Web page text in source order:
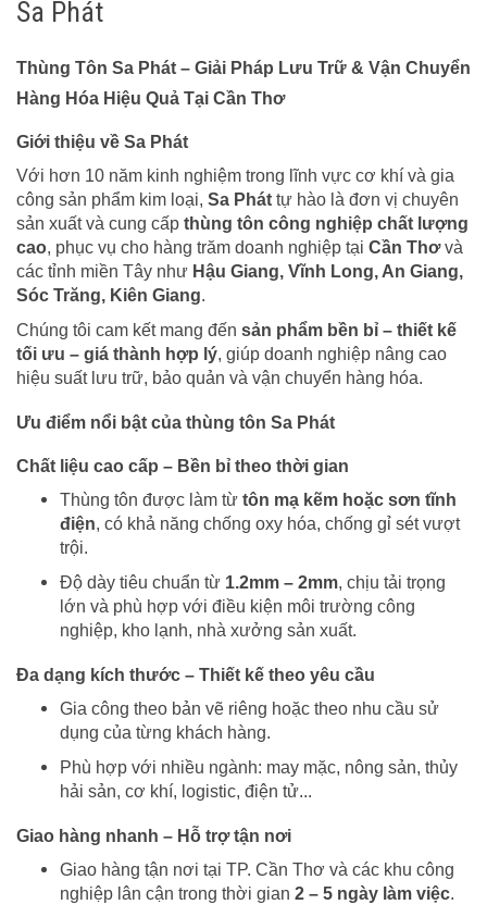
Sa Phát
Thùng Tôn Sa Phát – Giải Pháp Lưu Trữ & Vận Chuyển
Hàng Hóa Hiệu Quả Tại Cần Thơ
Giới thiệu về Sa Phát
Với hơn 10 năm kinh nghiệm trong lĩnh vực cơ khí và gia
công sản phẩm kim loại, Sa Phát tự hào là đơn vị chuyên
sản xuất và cung cấp thùng tôn công nghiệp chất lượng
cao, phục vụ cho hàng trăm doanh nghiệp tại Cần Thơvà
các tỉnh miền Tây như Hậu Giang, Vĩnh Long, An Giang,
Sóc Trăng, Kiên Giang.
Chúng tôi cam kết mang đến sản phẩm bền bỉ – thiết kế
tối ưu – giá thành hợp lý, giúp doanh nghiệp nâng cao
hiệu suất lưu trữ, bảo quản và vận chuyển hàng hóa.
Ưu điểm nổi bật của thùng tôn Sa Phát
Chất liệu cao cấp – Bền bỉ theo thời gian
Thùng tôn được làm từ tôn mạ kẽm hoặc sơn tĩnh
điện, có khả năng chống oxy hóa, chống gỉ sét vượt
trội.
Độ dày tiêu chuẩn từ 1.2mm – 2mm, chịu tải trọng
lớn và phù hợp với điều kiện môi trường công
nghiệp, kho lạnh, nhà xưởng sản xuất.
Đa dạng kích thước – Thiết kế theo yêu cầu
Gia công theo bản vẽ riêng hoặc theo nhu cầu sử
dụng của từng khách hàng.
Phù hợp với nhiều ngành: may mặc, nông sản, thủy
hải sản, cơ khí, logistic, điện tử...
Giao hàng nhanh – Hỗ trợ tận nơi
Giao hàng tận nơi tại TP. Cần Thơ và các khu công
nghiệp lân cận trong thời gian 2 – 5 ngày làm việc.